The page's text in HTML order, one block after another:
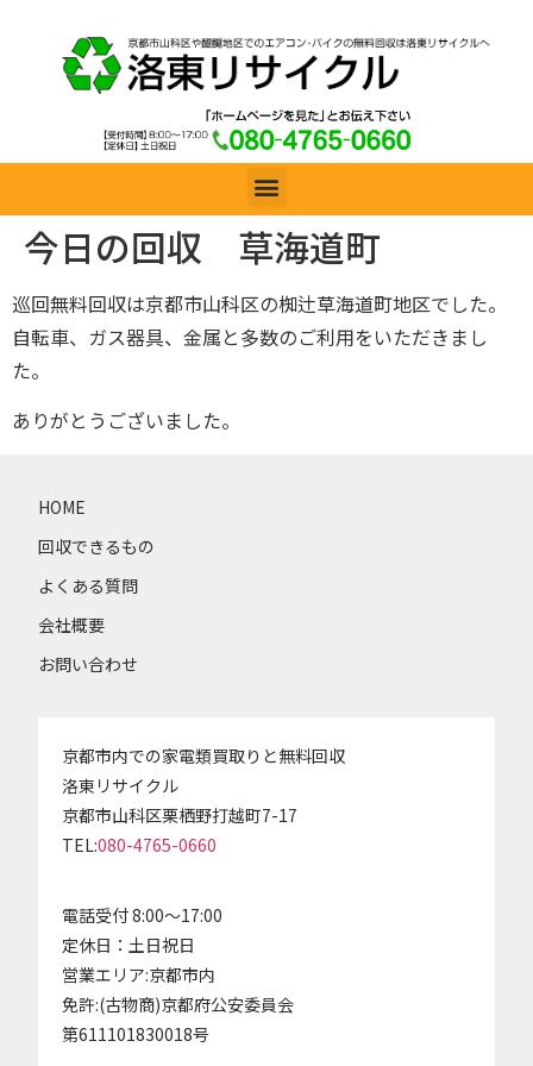
今日の回収 草海道町
巡回無料回収は京都市山科区の椥辻草海道町地区でした。
自転車、ガス器具、金属と多数のご利用をいただきまし
た。
ありがとうございました。
HOME
回収できるもの
よくある質問
会社概要
お問い合わせ
京都市内での家電類買取りと無料回収
洛東リサイクル
京都市山科区栗栖野打越町7-17
TEL:080-4765-0660
電話受付 8:00～17:00
定休日：土日祝日
営業エリア:京都市内
免許:(古物商)京都府公安委員会
第611101830018号